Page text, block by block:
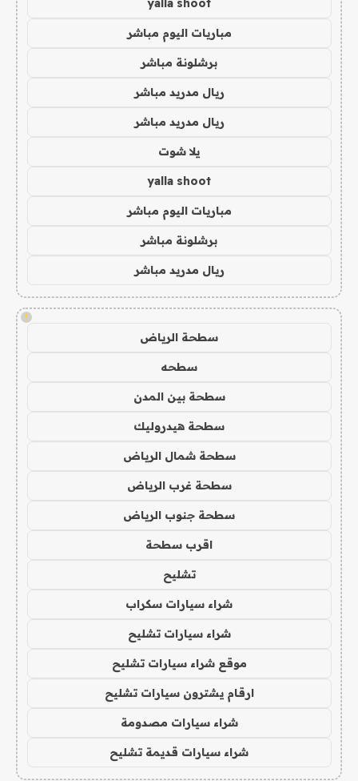
yalla shoot
مباريات اليوم مباشر
برشلونة مباشر
ريال مدريد مباشر
ريال مدريد مباشر
يلا شوت
yalla shoot
مباريات اليوم مباشر
برشلونة مباشر
ريال مدريد مباشر
!
سطحة الرياض
سطحه
سطحة بين المدن
سطحة هيدروليك
سطحة شمال الرياض
سطحة غرب الرياض
سطحة جنوب الرياض
اقرب سطحة
تشليح
شراء سيارات سكراب
شراء سيارات تشليح
موقع شراء سيارات تشليح
ارقام يشترون سيارات تشليح
شراء سيارات مصدومة
شراء سيارات قديمة تشليح